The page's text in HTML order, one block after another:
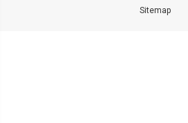
Sitemap